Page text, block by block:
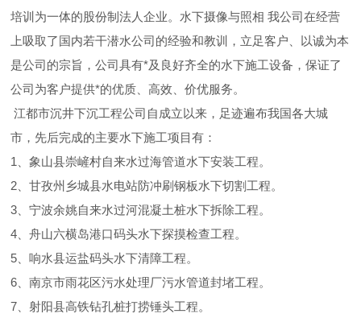
培训为一体的股份制法人企业。水下摄像与照相 我公司在经营
上吸取了国内若干潜水公司的经验和教训，立足客户、以诚为本
是公司的宗旨，公司具有*及良好齐全的水下施工设备，保证了
公司为客户提供*的优质、高效、价优服务。
江都市沉井下沉工程公司自成立以来，足迹遍布我国各大城
市，先后完成的主要水下施工项目有：
1、象山县崇嵼村自来水过海管道水下安装工程。
2、甘孜州乡城县水电站防冲刷钢板水下切割工程。
3、宁波余姚自来水过河混凝土桩水下拆除工程。
4、舟山六横岛港口码头水下探摸检查工程。
5、响水县运盐码头水下清障工程。
6、南京市雨花区污水处理厂污水管道封堵工程。
7、射阳县高铁钻孔桩打捞锤头工程。